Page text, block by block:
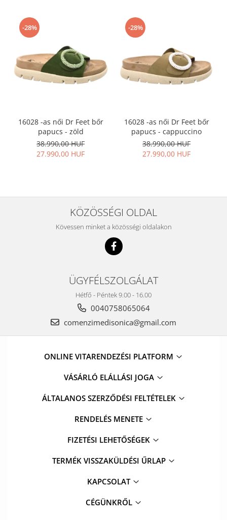
-28%
16028 -as női Dr Feet bőr
papucs - zöld
38.990,00 HUF
27.990,00 HUF
-28%
16028 -as női Dr Feet bőr
papucs - cappuccino
38.990,00 HUF
27.990,00 HUF
KÖZÖSSÉGI OLDAL
Kövessen minket a közösségi oldalakon
ÜGYFÉLSZOLGÁLAT
Hétfő - Péntek 9.00 - 16.00
0040758065064
comenzimedisonica@gmail.com
ONLINE VITARENDEZÉSI PLATFORM
VÁSÁRLÓ ELÁLLÁSI JOGA
ÁLTALANOS SZERZŐDÉSI FELTÉTELEK
RENDELÉS MENETE
FIZETÉSI LEHETŐSÉGEK
TERMÉK VISSZAKÜLDÉSI ŰRLAP
KAPCSOLAT
CÉGÜNKRŐL